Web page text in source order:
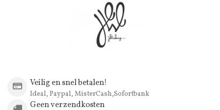
Veilig en snel betalen!
Ideal, Paypal, MisterCash,Sofortbank
Geen verzendkosten